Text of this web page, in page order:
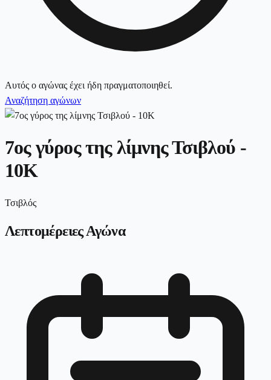
Αυτός ο αγώνας έχει ήδη πραγματοποιηθεί.
Αναζήτηση αγώνων
7ος γύρος της λίμνης Τσιβλού -
10K
Τσιβλός
Λεπτομέρειες Αγώνα